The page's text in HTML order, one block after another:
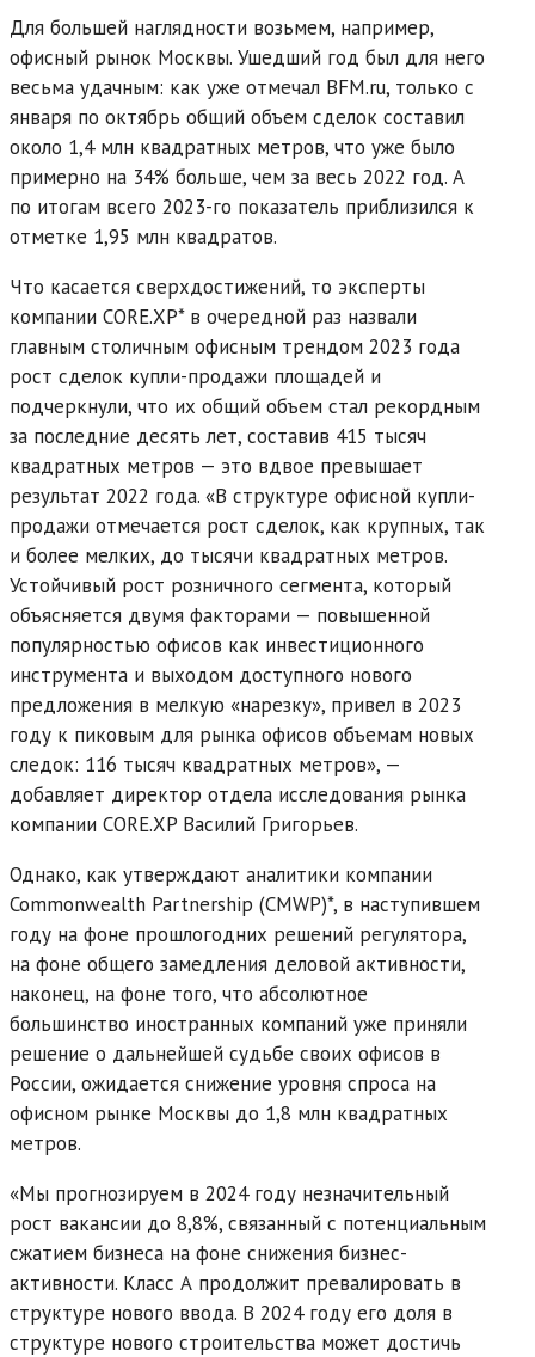
Для большей наглядности возьмем, например,
офисный рынок Москвы. Ушедший год был для него
весьма удачным: как уже отмечал BFM.ru, только с
января по октябрь общий объем сделок составил
около 1,4 млн квадратных метров, что уже было
примерно на 34% больше, чем за весь 2022 год. А
по итогам всего 2023-го показатель приблизился к
отметке 1,95 млн квадратов.
Что касается сверхдостижений, то эксперты
компании CORE.XP* в очередной раз назвали
главным столичным офисным трендом 2023 года
рост сделок купли-продажи площадей и
подчеркнули, что их общий объем стал рекордным
за последние десять лет, составив 415 тысяч
квадратных метров — это вдвое превышает
результат 2022 года. «В структуре офисной купли-
продажи отмечается рост сделок, как крупных, так
и более мелких, до тысячи квадратных метров.
Устойчивый рост розничного сегмента, который
объясняется двумя факторами — повышенной
популярностью офисов как инвестиционного
инструмента и выходом доступного нового
предложения в мелкую «нарезку», привел в 2023
году к пиковым для рынка офисов объемам новых
следок: 116 тысяч квадратных метров», —
добавляет директор отдела исследования рынка
компании CORE.XP Василий Григорьев.
Однако, как утверждают аналитики компании
Commonwealth Partnership (CMWP)*, в наступившем
году на фоне прошлогодних решений регулятора,
на фоне общего замедления деловой активности,
наконец, на фоне того, что абсолютное
большинство иностранных компаний уже приняли
решение о дальнейшей судьбе своих офисов в
России, ожидается снижение уровня спроса на
офисном рынке Москвы до 1,8 млн квадратных
метров.
«Мы прогнозируем в 2024 году незначительный
рост вакансии до 8,8%, связанный с потенциальным
сжатием бизнеса на фоне снижения бизнес-
активности. Класс А продолжит превалировать в
структуре нового ввода. В 2024 году его доля в
структуре нового строительства может достичь